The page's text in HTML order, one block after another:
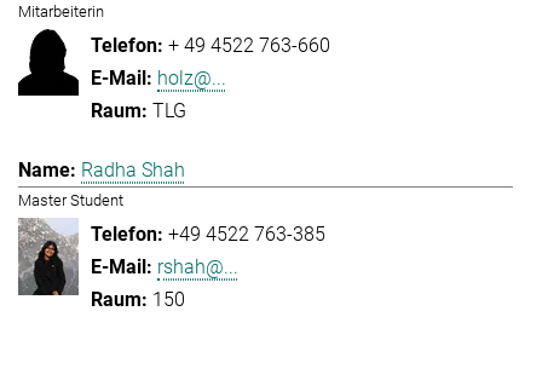
Mitarbeiterin
+ 49 4522 763-660
holz@...
TLG
Radha Shah
Master Student
+49 4522 763-385
rshah@...
150